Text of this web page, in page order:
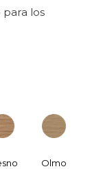
para los
Olmo